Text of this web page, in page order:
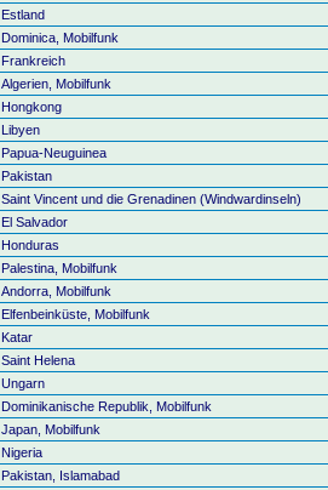
Estland
Dominica, Mobilfunk
Frankreich
Algerien, Mobilfunk
Hongkong
Libyen
Papua-Neuguinea
Pakistan
Saint Vincent und die Grenadinen (Windwardinseln)
El Salvador
Honduras
Palestina, Mobilfunk
Andorra, Mobilfunk
Elfenbeinküste, Mobilfunk
Katar
Saint Helena
Ungarn
Dominikanische Republik, Mobilfunk
Japan, Mobilfunk
Nigeria
Pakistan, Islamabad